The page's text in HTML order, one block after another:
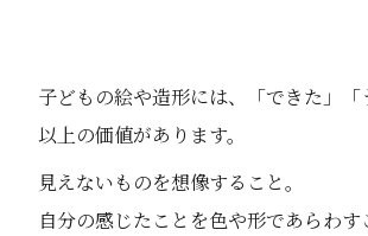
子どもの絵や造形には、「できた」「
以上の価値があります。
見えないものを想像すること。
自分の感じたことを色や形であらわす